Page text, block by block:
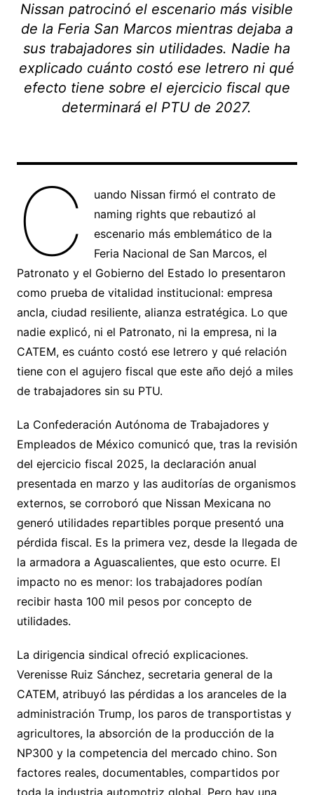
Nissan patrocinó el escenario más visible
de la Feria San Marcos mientras dejaba a
sus trabajadores sin utilidades. Nadie ha
explicado cuánto costó ese letrero ni qué
efecto tiene sobre el ejercicio fiscal que
determinará el PTU de 2027.
C
uando Nissan firmó el contrato de
naming rights que rebautizó al
escenario más emblemático de la
Feria Nacional de San Marcos, el
Patronato y el Gobierno del Estado lo presentaron
como prueba de vitalidad institucional: empresa
ancla, ciudad resiliente, alianza estratégica. Lo que
nadie explicó, ni el Patronato, ni la empresa, ni la
CATEM, es cuánto costó ese letrero y qué relación
tiene con el agujero fiscal que este año dejó a miles
de trabajadores sin su PTU.
La Confederación Autónoma de Trabajadores y
Empleados de México comunicó que, tras la revisión
del ejercicio fiscal 2025, la declaración anual
presentada en marzo y las auditorías de organismos
externos, se corroboró que Nissan Mexicana no
generó utilidades repartibles porque presentó una
pérdida fiscal. Es la primera vez, desde la llegada de
la armadora a Aguascalientes, que esto ocurre. El
impacto no es menor: los trabajadores podían
recibir hasta 100 mil pesos por concepto de
utilidades.
La dirigencia sindical ofreció explicaciones.
Verenisse Ruiz Sánchez, secretaria general de la
CATEM, atribuyó las pérdidas a los aranceles de la
administración Trump, los paros de transportistas y
agricultores, la absorción de la producción de la
NP300 y la competencia del mercado chino. Son
factores reales, documentables, compartidos por